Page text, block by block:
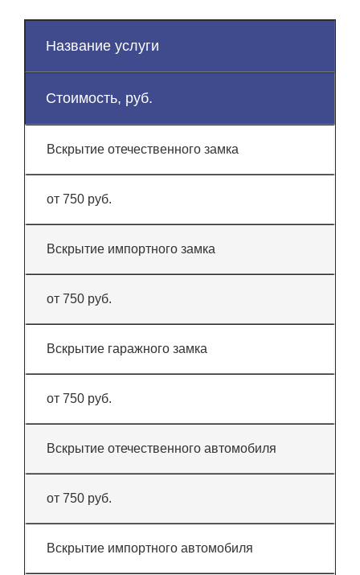
Название услуги
Стоимость, руб.
Вскрытие отечественного замка
от 750 руб.
Вскрытие импортного замка
от 750 руб.
Вскрытие гаражного замка
от 750 руб.
Вскрытие отечественного автомобиля
от 750 руб.
Вскрытие импортного автомобиля